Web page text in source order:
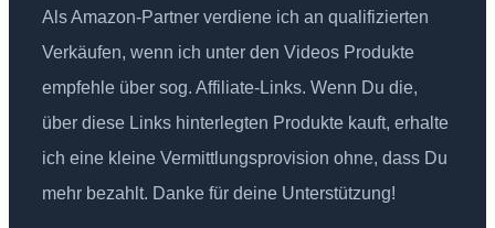
Als Amazon-Partner verdiene ich an qualifizierten
Verkäufen, wenn ich unter den Videos Produkte
empfehle über sog. Affiliate-Links. Wenn Du die,
über diese Links hinterlegten Produkte kauft, erhalte
ich eine kleine Vermittlungsprovision ohne, dass Du
mehr bezahlt. Danke für deine Unterstützung!